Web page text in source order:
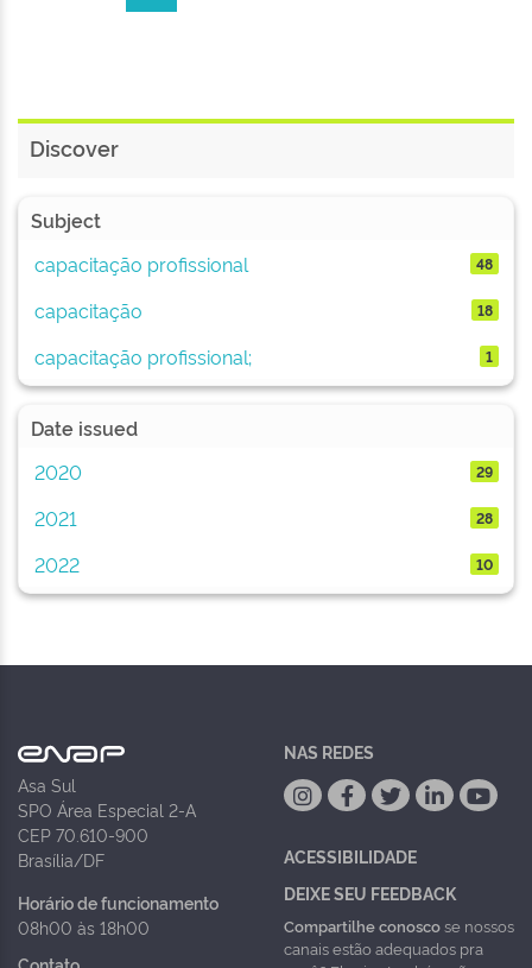
Discover
Subject
capacitação profissional
48
capacitação 18
capacitação profissional; 1
Date issued
2020
29
2021 28
2022 10
Asa Sul
SPO Área Especial 2-A
CEP 70.610-900
Brasília/DF
Horário de funcionamento
08h00 às 18h00
NAS REDES
ACESSIBILIDADE
DEIXE SEU FEEDBACK
Compartilhe conoscose nossos
canais estão adequados pra